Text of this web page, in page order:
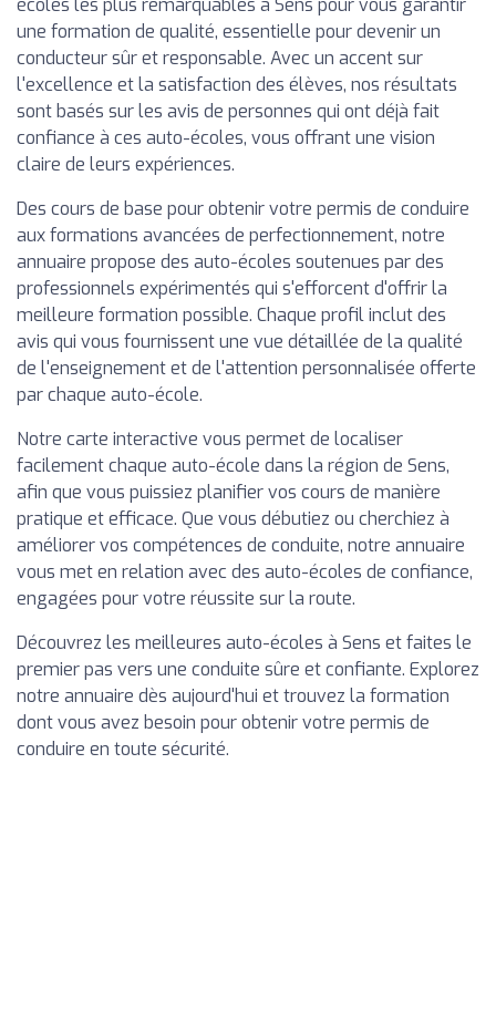
écoles les plus remarquables à Sens pour vous garantir
une formation de qualité, essentielle pour devenir un
conducteur sûr et responsable. Avec un accent sur
l'excellence et la satisfaction des élèves, nos résultats
sont basés sur les avis de personnes qui ont déjà fait
confiance à ces auto-écoles, vous offrant une vision
claire de leurs expériences.
Des cours de base pour obtenir votre permis de conduire
aux formations avancées de perfectionnement, notre
annuaire propose des auto-écoles soutenues par des
professionnels expérimentés qui s'efforcent d'offrir la
meilleure formation possible. Chaque profil inclut des
avis qui vous fournissent une vue détaillée de la qualité
de l'enseignement et de l'attention personnalisée offerte
par chaque auto-école.
Notre carte interactive vous permet de localiser
facilement chaque auto-école dans la région de Sens,
afin que vous puissiez planifier vos cours de manière
pratique et efficace. Que vous débutiez ou cherchiez à
améliorer vos compétences de conduite, notre annuaire
vous met en relation avec des auto-écoles de confiance,
engagées pour votre réussite sur la route.
Découvrez les meilleures auto-écoles à Sens et faites le
premier pas vers une conduite sûre et confiante. Explorez
notre annuaire dès aujourd'hui et trouvez la formation
dont vous avez besoin pour obtenir votre permis de
conduire en toute sécurité.